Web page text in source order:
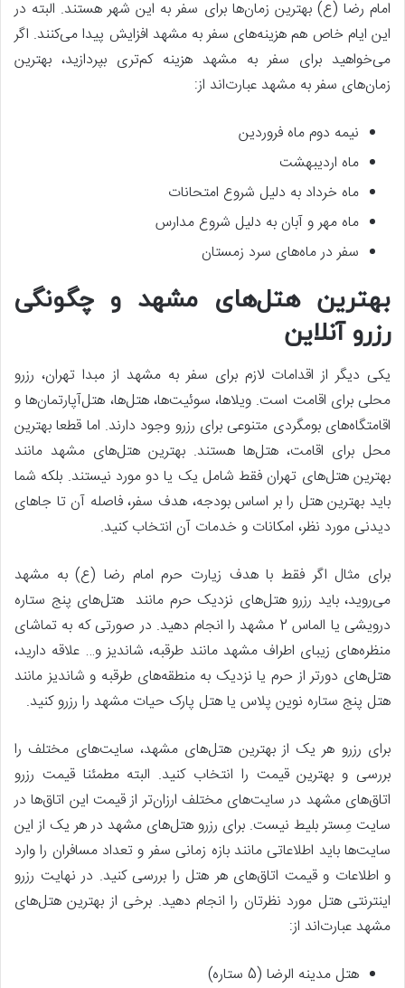
امام رضا (ع) بهترین زمان‌ها برای سفر به این شهر هستند. البته در
این ایام خاص هم هزینه‌های سفر به مشهد افزایش پیدا می‌کنند. اگر
می‌خواهید برای سفر به مشهد هزینه کم‌تری بپردازید، بهترین
زمان‌های سفر به مشهد عبارت‌اند از:
نیمه دوم ماه فروردین
ماه اردیبهشت
ماه خرداد به دلیل شروع امتحانات
ماه مهر و آبان به دلیل شروع مدارس
سفر در ماه‌های سرد زمستان
بهترین هتل‌های مشهد و چگونگی
رزرو آنلاین
یکی دیگر از اقدامات لازم برای سفر به مشهد از مبدا تهران، رزرو
محلی برای اقامت است. ویلاها، سوئیت‌ها، هتل‌ها، هتل‌آپارتمان‌ها و
اقامتگاه‌های بومگردی متنوعی برای رزرو وجود دارند. اما قطعا بهترین
محل برای اقامت، هتل‌ها هستند. بهترین هتل‌های مشهد مانند
بهترین هتل‌های تهران فقط شامل یک یا دو مورد نیستند. بلکه شما
باید بهترین هتل را بر اساس بودجه، هدف سفر، فاصله آن تا جاهای
دیدنی مورد نظر، امکانات و خدمات آن انتخاب کنید.
برای مثال اگر فقط با هدف زیارت حرم امام رضا (ع) به مشهد
می‌روید، باید رزرو هتل‌های نزدیک حرم مانند هتل‌های پنج ستاره
درویشی یا الماس 2 مشهد را انجام دهید. در صورتی که به تماشای
منظره‌های زیبای اطراف مشهد مانند طرقبه، شاندیز و… علاقه دارید،
هتل‌های دورتر از حرم یا نزدیک به منطقه‌های طرقبه و شاندیز مانند
هتل پنج ستاره نوین پلاس یا هتل پارک حیات مشهد را رزرو کنید.
برای رزرو هر یک از بهترین هتل‌های مشهد، سایت‌های مختلف را
بررسی و بهترین قیمت را انتخاب کنید. البته مطمئنا قیمت رزرو
اتاق‌های مشهد در سایت‌های مختلف ارزان‌تر از قیمت این اتاق‌ها در
سایت مِستر بلیط نیست. برای رزرو هتل‌های مشهد در هر یک از این
سایت‌ها باید اطلاعاتی مانند بازه زمانی سفر و تعداد مسافران را وارد
و اطلاعات و قیمت اتاق‌های هر هتل را بررسی کنید. در نهایت رزرو
اینترنتی هتل مورد نظرتان را انجام دهید. برخی از بهترین هتل‌های
مشهد عبارت‌اند از:
هتل مدینه الرضا (5 ستاره)